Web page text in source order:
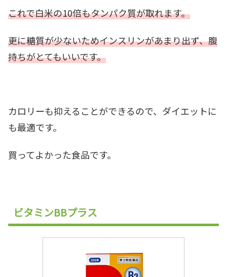
これで白米の10倍もタンパク質が取れます。
更に糖質が少ないためインスリンがあまり出ず、腹
持ちがとてもいいです。
カロリーも抑えることができるので、ダイエットに
も最適です。
買ってよかった食品です。
ビタミンBBプラス